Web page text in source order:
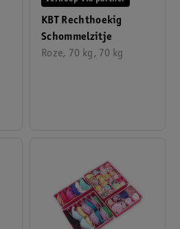
KBT Rechthoekig
Schommelzitje
Roze, 70 kg, 70 kg